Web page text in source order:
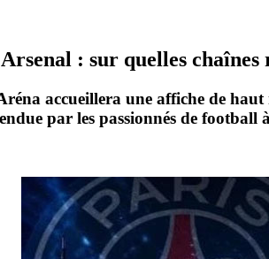
: sur quelles
accueillera une affiche de haut
par les passionnés de football